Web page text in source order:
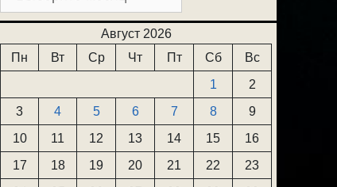
Август 2026
Пн
Вт Ср Чт Пт Сб
Вс
1
2
3
4 5 6 7 8
9
10
11 12 13 14 15
16
17
18 19 20 21 22
23